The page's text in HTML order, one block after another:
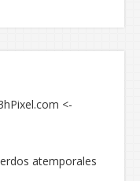
<-
atemporales